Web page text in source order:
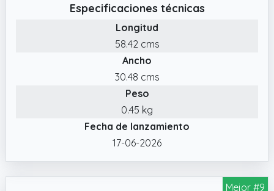
✔️ Diseño único con aspa para cogerlo
fácilmente, y bolsa de tela para transporte
✔️ MULTIUSO: Útil como base abdominal
adulto para la embarazada, relajación de
piernas, cojín de espalda, elevación de
colchones tanto grandes como pequeños
Especificaciones técnicas
Longitud
58.42 cms
Ancho
30.48 cms
Peso
0.45 kg
Fecha de lanzamiento
17-06-2026
Mejor #9